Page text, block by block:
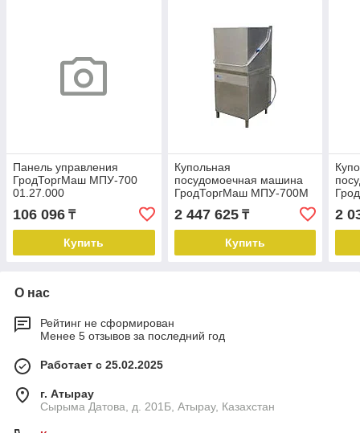
Панель управления
ГродТоргМаш МПУ-700
01.27.000
106 096 ₸
Купить
Купольная
посудомоечная машина
ГродТоргМаш МПУ-700М
2 447 625₸
Купить
2
О нас
Рейтинг не сформирован
Менее 5 отзывов за последний год
Работает с 25.02.2025
г. Атырау
Сырыма Датова, д. 201Б, Атырау, Казахстан